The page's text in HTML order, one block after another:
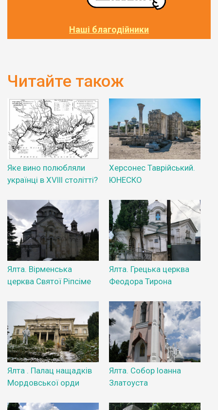
Наші благодійники
Читайте також
Яке вино полюбляли
українці в XVIII столітті?
Херсонес Таврійський.
ЮНЕСКО
Ялта. Вірменська
церква Святої Ріпсіме
Ялта. Грецька церква
Феодора Тирона
Ялта . Палац нащадків
Мордовської орди
Ялта. Собор Іоанна
Златоуста